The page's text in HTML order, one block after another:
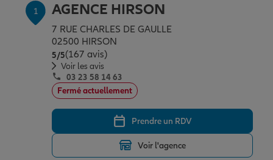
Autres véhicules
Équipements habitation
Assurance emprunteur
Santé
Prévoyance et dépendance
Assurance animal de compagnie
Famille Loisirs
Protection de la famille
Protection juridique
Épargne & retraite
Plan épargne retraite
Vos projets
1 AGENCE HIRSON
7 RUE CHARLES DE GAULLE
02500 HIRSON
5/5Note de 5 sur 5
(167 avis)
Voir les avis
03 23 58 14 63
Fermé actuellement
Prendre un RDV
Voir l'agence